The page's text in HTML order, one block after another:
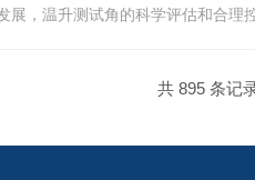
展，温升测试角的科学评估和合理
共 895 条记